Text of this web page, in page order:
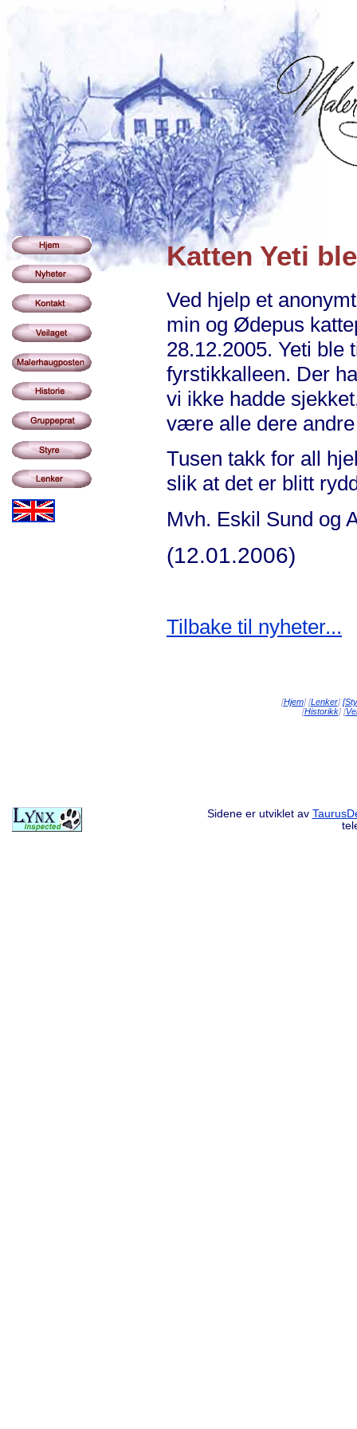
Katten Yeti
Ved hjelp et
min og Ødepus
28.12.2005. Yeti ble
fyrstikkalleen. Der
vi ikke hadde
være alle dere
Tusen takk for all
slik at det er blitt
Mvh. Eskil Sund og
(12.01.2006)
Tilbake til nyheter...
[Hjem] [Lenker]
[Historikk] [
Sidene er utviklet av